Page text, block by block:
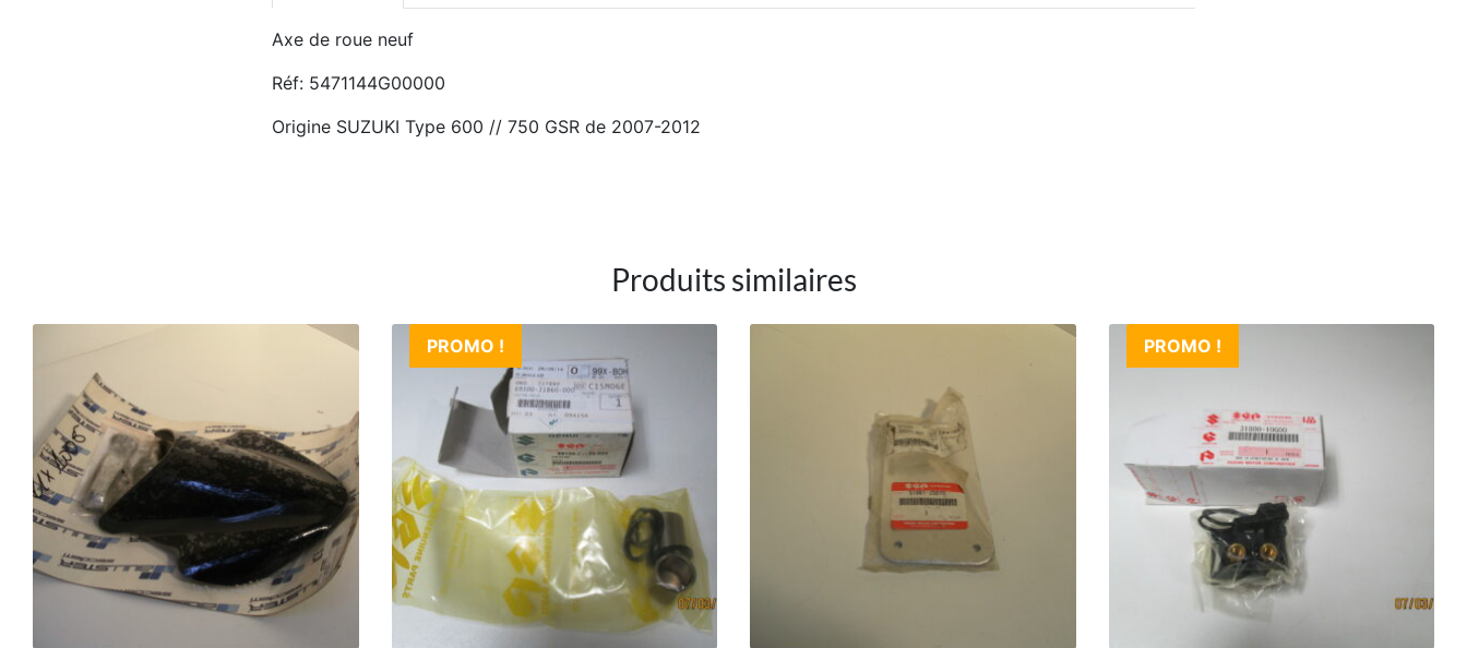
Axe de roue neuf
Réf: 5471144G00000
Origine SUZUKI Type 600 // 750 GSR de 2007-2012
Produits similaires
PROMO ! PROMO !